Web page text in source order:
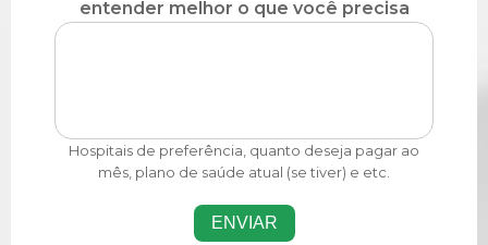
entender melhor o que você precisa
Hospitais de preferência, quanto deseja pagar ao
mês, plano de saúde atual (se tiver) e etc.
ENVIAR